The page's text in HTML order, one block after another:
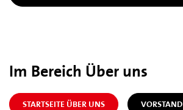
Im Bereich Über uns
STARTSEITE ÜBER UNS VORSTAND